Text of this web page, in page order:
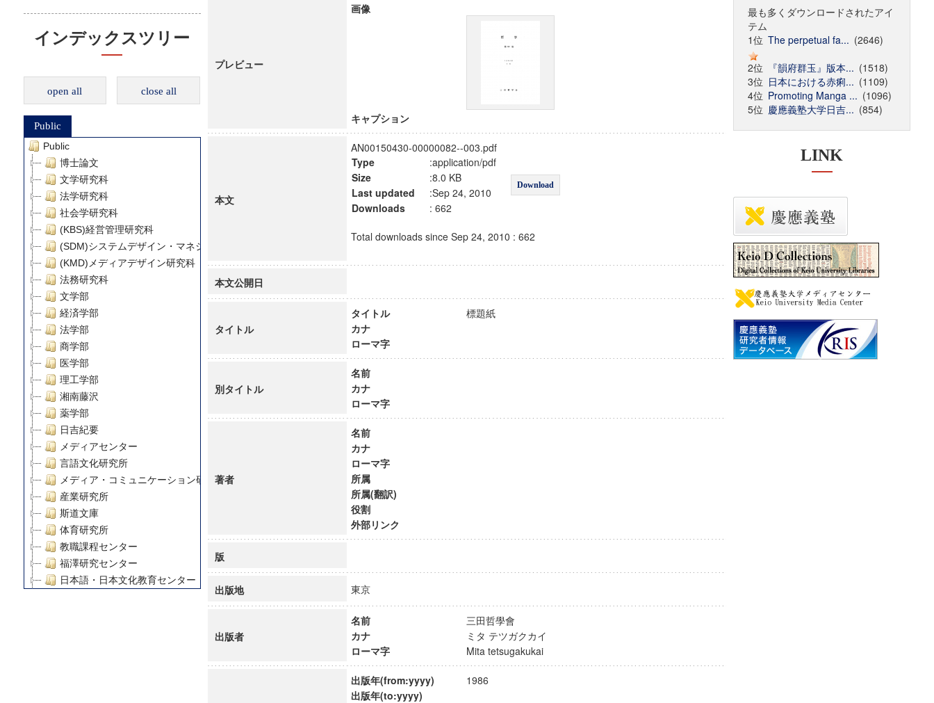
インデックスツリー
open all close all
Public
Public
博士論文
文学研究科
法学研究科
社会学研究科
(KBS)経営管理研究科
(SDM)システムデザイン・マネジメント研究科
(KMD)メディアデザイン研究科
法務研究科
文学部
経済学部
法学部
商学部
医学部
理工学部
湘南藤沢
薬学部
日吉紀要
メディアセンター
言語文化研究所
メディア・コミュニケーション研究所
産業研究所
斯道文庫
体育研究所
教職課程センター
福澤研究センター
日本語・日本文化教育センター
デジタルメディア・コンテンツ統合研究センター
プレビュー
画像
キャプション
本文
AN00150430-00000082--003.pdf
Type
:application/pdf
Download
Size
:8.0 KB
Last updated
:Sep 24, 2010
Downloads
: 662
Total downloads since Sep 24, 2010 : 662
本文公開日
タイトル
タイトル
標題紙
カナ
ローマ字
別タイトル
名前
カナ
ローマ字
著者
名前
カナ
ローマ字
所属
所属(翻訳)
役割
外部リンク
版
出版地 東京
出版者
名前
三田哲學會
カナ
ミタ テツガクカイ
ローマ字
Mita tetsugakukai
出版年(from:yyyy)
1986
出版年(to:yyyy)
最も多くダウンロードされたアイ
テム
1位 The perpetual fa... (2646)
2位
『韻府群玉』版本... (1518)
3位 日本における赤痢... (1109)
4位 Promoting Manga ... (1096)
5位 慶應義塾大学日吉... (854)
LINK